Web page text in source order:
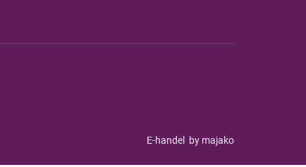
E-handel by majako